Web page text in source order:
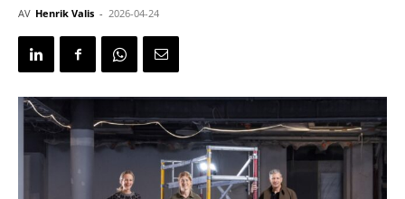
AV Henrik Valis - 2026-04-24